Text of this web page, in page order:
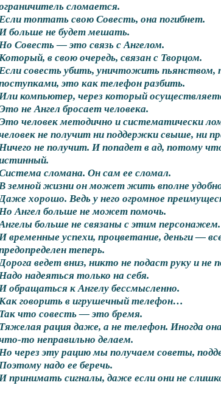
сломается.
топтать свою Совесть, она погибнет.
больше не будет мешать.
Совесть — это связь с Ангелом.
в свою очередь, связан с Творцом.
совесть убить, уничтожить пьянством,
это как телефон разбить.
компьютер, через который
не Ангел бросает человека.
человек методично и систематически
не получит ни поддержки свыше, ни
не получит. И попадет в ад, потому
сломана. Он сам ее сломал.
земной жизни он может жить вполне удобно
хорошо. Ведь у него огромное
Ангел больше не может помочь.
больше не связаны с этим персонажем.
временные успехи, процветание, деньги —
теперь.
ведет вниз, никто не подаст руку и не
надеяться только на себя.
обращаться к Ангелу бессмысленно.
говорить в игрушечный телефон…
Так что совесть — это бремя.
Тяжелая рация даже, а не телефон. Иногда
то неправильно делаем.
через эту рацию мы получаем советы,
надо ее беречь.
принимать сигналы, даже если они не